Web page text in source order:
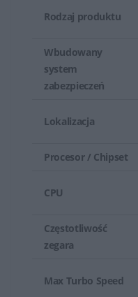
Rodzaj produktu
Wbudowany
system
zabezpieczeń
Lokalizacja
Procesor / Chipset
CPU
Częstotliwość
zegara
Max Turbo Speed